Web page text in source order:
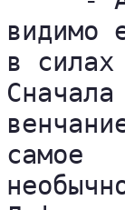
видимо
в
Сначала
самое